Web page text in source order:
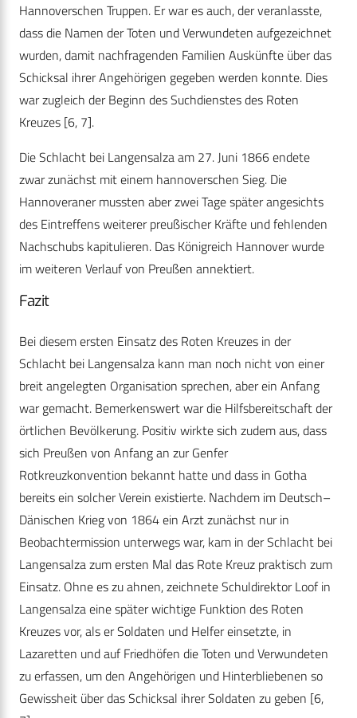
Hannoverschen Truppen. Er war es auch, der veranlasste,
dass die Namen der Toten und Verwundeten aufgezeichnet
wurden, damit nachfragenden Familien Auskünfte über das
Schicksal ihrer Angehörigen gegeben werden konnte. Dies
war zugleich der Beginn des Suchdienstes des Roten
Kreuzes [6, 7].
Die Schlacht bei Langensalza am 27. Juni 1866 endete
zwar zunächst mit einem hannoverschen Sieg. Die
Hannoveraner mussten aber zwei Tage später angesichts
des Eintreffens weiterer preußischer Kräfte und fehlenden
Nachschubs kapitulieren. Das Königreich Hannover wurde
im weiteren Verlauf von Preußen annektiert.
Fazit
Bei diesem ersten Einsatz des Roten Kreuzes in der
Schlacht bei Langensalza kann man noch nicht von einer
breit angelegten Organisation sprechen, aber ein Anfang
war gemacht. Bemerkenswert war die Hilfsbereitschaft der
örtlichen Bevölkerung. Positiv wirkte sich zudem aus, dass
sich Preußen von Anfang an zur Genfer
Rotkreuzkonvention bekannt hatte und dass in Gotha
bereits ein solcher Verein existierte. Nachdem im Deutsch–
Dänischen Krieg von 1864 ein Arzt zunächst nur in
Beobachtermission unterwegs war, kam in der Schlacht bei
Langensalza zum ersten Mal das Rote Kreuz praktisch zum
Einsatz. Ohne es zu ahnen, zeichnete Schuldirektor Loof in
Langensalza eine später wichtige Funktion des Roten
Kreuzes vor, als er Soldaten und Helfer einsetzte, in
Lazaretten und auf Friedhöfen die Toten und Verwundeten
zu erfassen, um den Angehörigen und Hinterbliebenen so
Gewissheit über das Schicksal ihrer Soldaten zu geben [6,